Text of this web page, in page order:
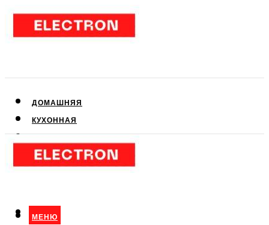
ДОМАШНЯЯ
КУХОННАЯ
КЛИМАТИЧЕСКАЯ
МЕНЮ
МЕНЮ